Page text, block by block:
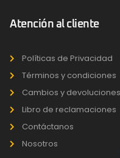
Atención al cliente
Políticas de Privacidad
Términos y condiciones
Cambios y devoluciones
Libro de reclamaciones
Contáctanos
Nosotros